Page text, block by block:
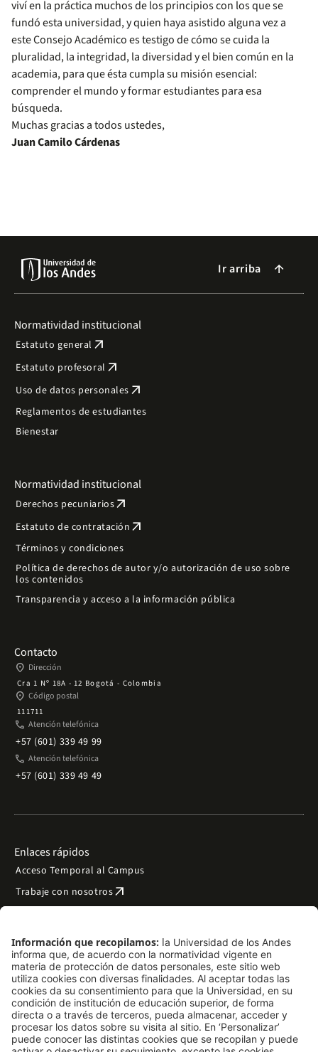
viví en la práctica muchos de los principios con los que se
fundó esta universidad, y quien haya asistido alguna vez a
este Consejo Académico es testigo de cómo se cuida la
pluralidad, la integridad, la diversidad y el bien común en la
academia, para que ésta cumpla su misión esencial:
comprender el mundo y formar estudiantes para esa
búsqueda.
Muchas gracias a todos ustedes,
Juan Camilo Cárdenas
Ir arriba arrow_forward
Normatividad institucional
Estatuto general arrow_outward
Estatuto profesoral arrow_outward
Uso de datos personales arrow_outward
Reglamentos de estudiantes
Bienestar
Normatividad institucional
Derechos pecuniariosarrow_outward
Estatuto de contratación arrow_outward
Términos y condiciones
Política de derechos de autor y/o autorización de uso sobre
los contenidos
Transparencia y acceso a la información pública
Contacto
place Dirección
Cra 1 Nº 18A - 12 Bogotá - Colombia
place Código postal
111711
phone Atención telefónica
+57 (601) 339 49 99
phone Atención telefónica
+57 (601) 339 49 49
Enlaces rápidos
Acceso Temporal al Campus
Trabaje con nosotrosarrow_outward
Preguntas frecuentes
Filantropía y donacionesarrow_outward
Mapa del sitio arrow_outward
Síguenos